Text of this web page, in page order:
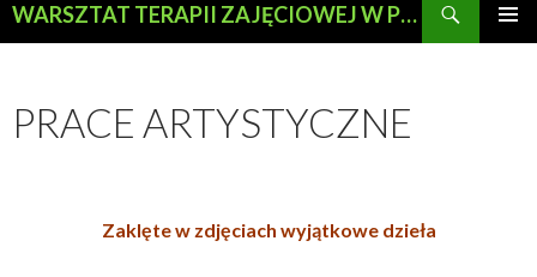
WARSZTAT TERAPII ZAJĘCIOWEJ W PRZEWOZIE
PRACE ARTYSTYCZNE
Zaklęte w zdjęciach wyjątkowe dzieła